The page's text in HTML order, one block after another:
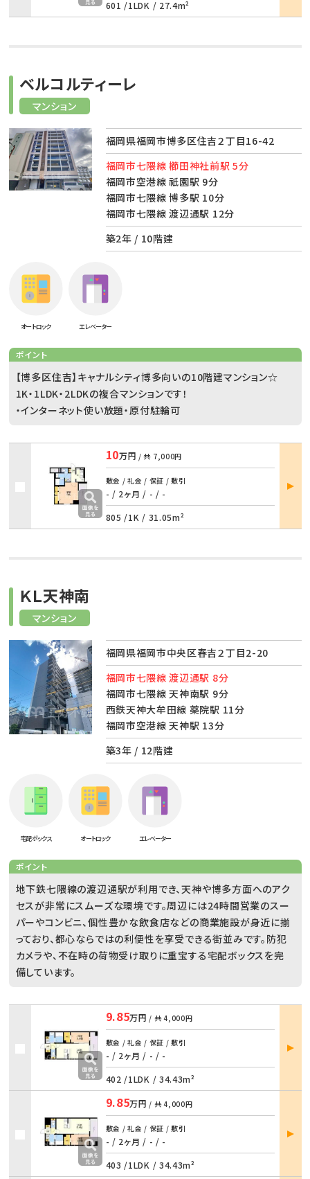
601 /1LDK / 27.4m²
マンション
ベルコルティーレ
福岡県福岡市博多区住吉２丁目16-42
福岡市七隈線 櫛田神社前駅 5分
福岡市空港線 祇園駅 9分
福岡市七隈線 博多駅 10分
福岡市七隈線 渡辺通駅 12分
築2年 / 10階建
オートロック エレベーター
ポイント
【博多区住吉】キャナルシティ博多向いの10階建マンション☆
1K・1LDK・2LDKの複合マンションです！
・インターネット使い放題・原付駐輪可
10万円 / 共 7,000円
敷金 / 礼金 / 保証 / 敷引
- / 2ヶ月 / - / -
805 /1K / 31.05m²
部屋
詳細
マンション
ＫＬ天神南
福岡県福岡市中央区春吉２丁目2-20
福岡市七隈線 渡辺通駅 8分
福岡市七隈線 天神南駅 9分
西鉄天神大牟田線 薬院駅 11分
福岡市空港線 天神駅 13分
築3年 / 12階建
宅配ボックス オートロック エレベーター
ポイント
地下鉄七隈線の渡辺通駅が利用でき、天神や博多方面へのアク
セスが非常にスムーズな環境です。周辺には24時間営業のスー
パーやコンビニ、個性豊かな飲食店などの商業施設が身近に揃
っており、都心ならではの利便性を享受できる街並みです。防犯
カメラや、不在時の荷物受け取りに重宝する宅配ボックスを完
備しています。
9.85万円 / 共4,000円
敷金 / 礼金 / 保証 / 敷引
- / 2ヶ月 / - / -
402 /1LDK / 34.43m²
部屋
詳細
9.85万円 / 共4,000円
敷金 / 礼金 / 保証 / 敷引
- / 2ヶ月 / - / -
403 /1LDK / 34.43m²
部屋
詳細